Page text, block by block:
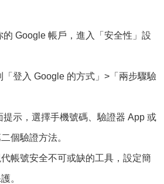
Google 帳戶，進入「安全性」設
「登入 Google 的方式」>「兩步驟驗
示，選擇手機號碼、驗證器 App 或
個驗證方法。
帳號安全不可或缺的工具，設定簡
。